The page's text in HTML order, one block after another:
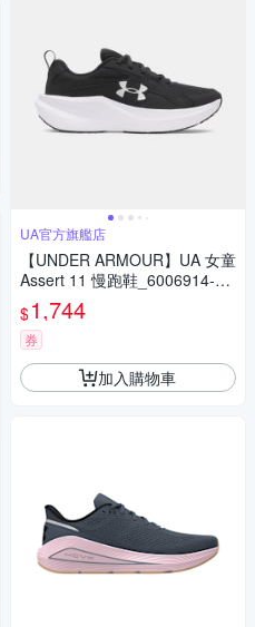
UA官方旗艦店
【UNDER ARMOUR】UA 女童
Assert 11 慢跑鞋_6006914-00
$1,744
券
加入購物車